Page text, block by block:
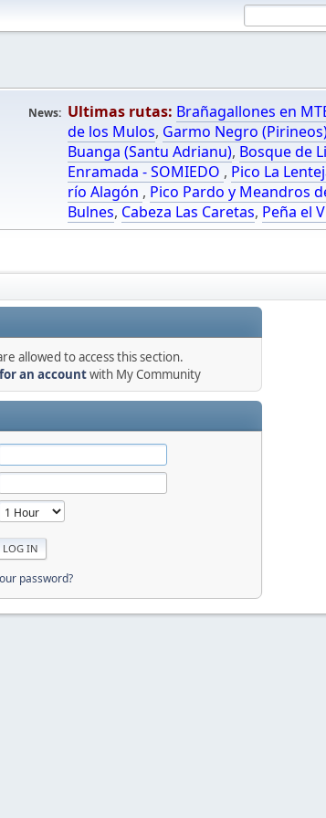
News: Ultimas rutas: Brañagallones en
de los Mulos, Garmo Negro
Buanga (Santu Adrianu), Bosque de
Enramada - SOMIEDO , Pico La
río Alagón , Pico Pardo y Meandros
Bulnes, Cabeza Las Caretas, Peña el
allowed to access this section.
an accountwith My Community
password?